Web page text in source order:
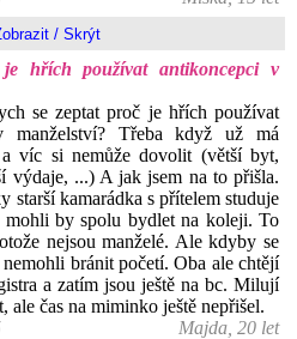
hřích používat antikoncepci v
se zeptat proč je hřích používat
manželství? Třeba když už má
víc si nemůže dovolit (větší byt,
výdaje, ...) A jak jsem na to přišla.
starší kamarádka s přítelem studuje
mohli by spolu bydlet na koleji. To
nejsou manželé. Ale kdyby se
bránit početí. Oba ale chtějí
a zatím jsou ještě na bc. Milují
ale čas na miminko ještě nepřišel.
Majda, 20 let